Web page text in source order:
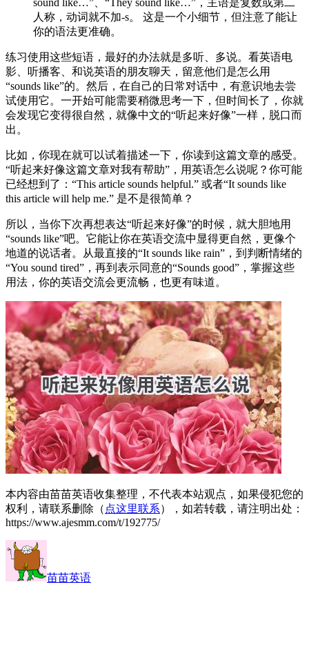
人称，动词就不加-s。 这是一个小细节，但注意了能让
你的语法更准确。
练习使用这些短语，最好的办法就是多听、多说。看英语电
影、听播客、和说英语的朋友聊天，留意他们是怎么用
“sounds like”的。然后，在自己的日常对话中，有意识地去尝
试使用它。一开始可能需要稍微思考一下，但时间长了，你就
会发现它变得很自然，就像中文的“听起来好像”一样，脱口而
出。
比如，你现在就可以试着描述一下，你读到这篇文章的感受。
“听起来好像这篇文章对我有帮助”，用英语怎么说呢？你可能
已经想到了：“This article sounds helpful.” 或者“It sounds like
this article will help me.” 是不是很简单？
所以，当你下次再想表达“听起来好像”的时候，就大胆地用
“sounds like”吧。它能让你在英语交流中显得更自然，更像个
地道的说话者。从最直接的“It sounds like rain”，到判断情绪的
“You sound tired”，再到表示同意的“Sounds good”，掌握这些
用法，你的英语交流会更流畅，也更有味道。
本内容由苗苗英语收集整理，不代表本站观点，如果侵犯您的
权利，请联系删除（ 点这里联系），如若转载，请注明出处：
https://www.ajesmm.com/t/192775/
苗苗英语